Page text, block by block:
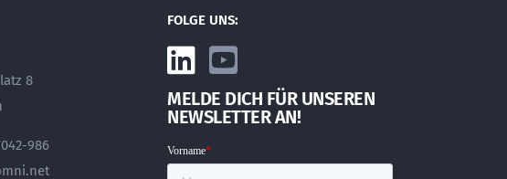
8
986
FOLGE UNS:
MELDE DICH FÜR UNSEREN
NEWSLETTER AN!